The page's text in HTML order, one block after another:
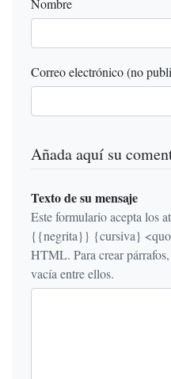
Nombre
Correo electrónico (no
Añada aquí su
Texto de su mensaje
Este formulario acepta los
{{negrita}} {cursiva} <quote>
HTML. Para crear
vacía entre ellos.